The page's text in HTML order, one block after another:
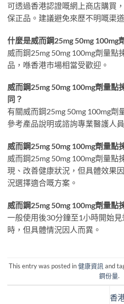
可透過香港認證嘅網上商店購買
保正品。建議避免來歷不明嘅渠道
什麼是威而鋼25mg 50mg 100mg
威而鋼25mg 50mg 100mg劑量點
品，喺香港市場相當受歡迎。
威而鋼25mg 50mg 100mg劑量點
同？
有關威而鋼25mg 50mg 100mg劑
參考產品說明或諮詢專業醫護人員
威而鋼25mg 50mg 100mg劑量點
威而鋼25mg 50mg 100mg劑量點
現、改善健康狀況，但具體效果
況選擇適合嘅方案。
威而鋼25mg 50mg 100mg劑量點
一般使用後30分鐘至1小時開始
時，但具體情況因人而異。
This entry was posted in健康資訊and
鋼份量.
香